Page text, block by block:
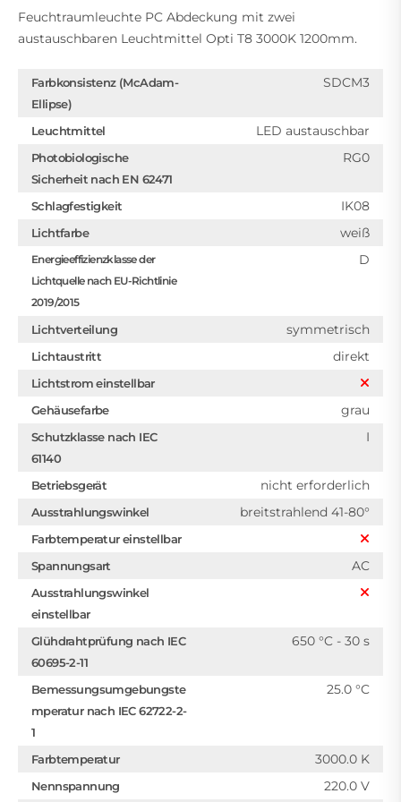
Feuchtraumleuchte PC Abdeckung mit zwei
austauschbaren Leuchtmittel Opti T8 3000K 1200mm.
Farbkonsistenz (McAdam-
Ellipse)
SDCM3
Leuchtmittel LED austauschbar
Photobiologische
Sicherheit nach EN 62471
RG0
Schlagfestigkeit IK08
Lichtfarbe weiß
Energieeffizienzklasse der
Lichtquelle nach EU-Richtlinie
2019/2015
D
Lichtverteilung symmetrisch
Lichtaustritt direkt
Lichtstrom einstellbar
Gehäusefarbe
grau
Schutzklasse nach IEC
61140
I
Betriebsgerät nicht erforderlich
Ausstrahlungswinkel breitstrahlend 41-80°
Farbtemperatur einstellbar
Spannungsart
AC
Ausstrahlungswinkel
einstellbar
Glühdrahtprüfung nach IEC
60695-2-11
650 °C - 30 s
Bemessungsumgebungste
mperatur nach IEC 62722-2-
1
25.0 °C
Farbtemperatur 3000.0 K
Nennspannung 220.0 V